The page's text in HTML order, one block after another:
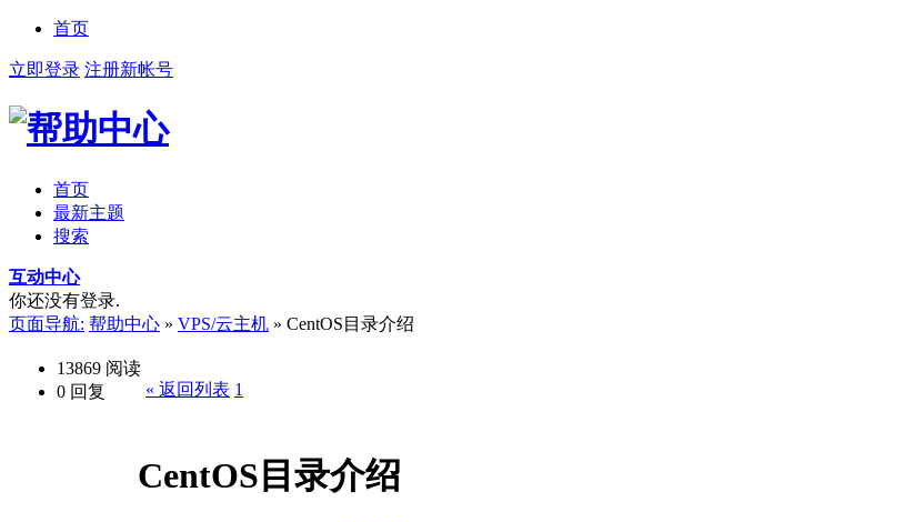
首页
立即登录 注册新帐号
首页
最新主题
搜索
互动中心
你还没有登录.
页面导航: 帮助中心 » VPS/云主机 » CentOS目录介绍
13869 阅读
0 回复 « 返回列表 1
CentOS目录介绍